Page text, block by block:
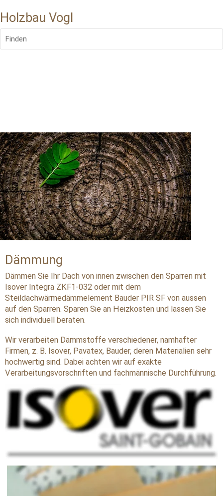
Holzbau Vogl
Finden
Dämmung
Dämmen Sie Ihr Dach von innen zwischen den Sparren mit
Isover Integra ZKF1-032 oder mit dem
Steildachwärmedämmelement Bauder PIR SF von aussen
auf den Sparren. Sparen Sie an Heizkosten und lassen Sie
sich individuell beraten.
Wir verarbeiten Dämmstoffe verschiedener, namhafter
Firmen, z. B. Isover, Pavatex, Bauder, deren Materialien sehr
hochwertig sind. Dabei achten wir auf exakte
Verarbeitungsvorschriften und fachmännische Durchführung.
Dachdämmung von innen
Dabei ist eine Dämmung von innen immer dann sinnvoll, wenn
die Dachkonstruktion frei zugänglich ist, neue Wohn- oder
Nutzflächen geschaffen werden sollen und die
Dacheindeckung intakt ist. Zum Beispiel mit Dämmung aus
Glaswolle wie Integra ZKF 032.
Besserer sommerlicher Wärmeschutz und niedrigere
Heizkosten.